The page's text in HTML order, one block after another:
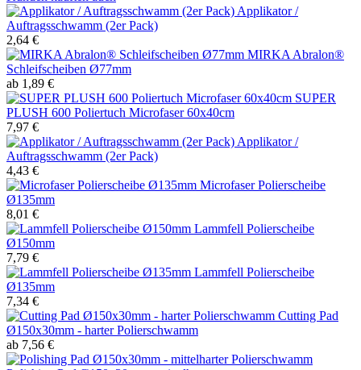
Applikator /
Auftragsschwamm (2er Pack)
2,64 €
MIRKA Abralon®
Schleifscheiben Ø77mm
ab 1,89 €
SUPER
PLUSH 600 Poliertuch Microfaser 60x40cm
7,97 €
Applikator /
Auftragsschwamm (2er Pack)
4,43 €
Microfaser Polierscheibe
Ø135mm
8,01 €
Lammfell Polierscheibe
Ø150mm
7,79 €
Lammfell Polierscheibe
Ø135mm
7,34 €
Cutting Pad
Ø150x30mm - harter Polierschwamm
ab 7,56 €